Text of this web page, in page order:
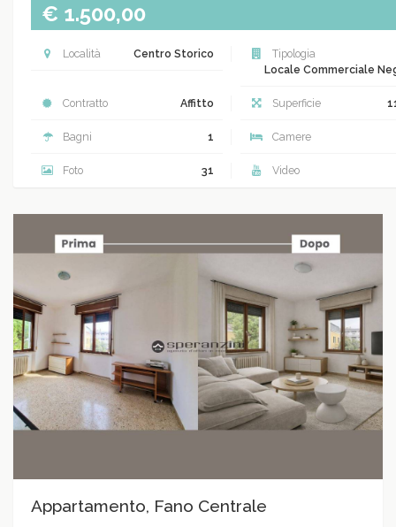
€ 1.500,00
Località Centro Storico
Tipologia
Locale Commerciale
Contratto Affitto Superficie
Bagni 1 Camere
Foto 31 Video
Appartamento, Fano Centrale